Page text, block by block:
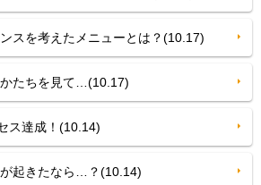
スを考えたメニューとは？(10.17)
たちを見て…(10.17)
ス達成！(10.14)
起きたなら…？(10.14)